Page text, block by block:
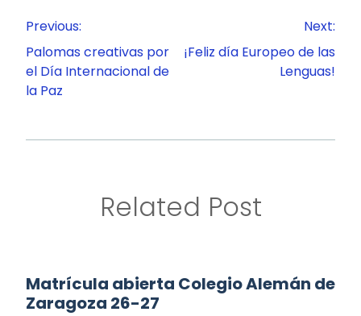
Navegación
de
entradas
Previous:
Palomas creativas por
el Día Internacional de
la Paz
Next:
¡Feliz día Europeo de las
Lenguas!
Related Post
Matrícula abierta Colegio Alemán de
Zaragoza 26-27